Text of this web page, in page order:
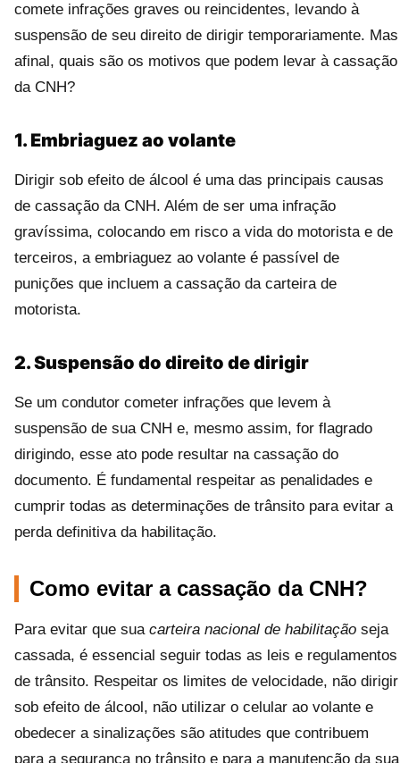
comete infrações graves ou reincidentes, levando à
suspensão de seu direito de dirigir temporariamente. Mas
afinal, quais são os motivos que podem levar à cassação
da CNH?
1. Embriaguez ao volante
Dirigir sob efeito de álcool é uma das principais causas
de cassação da CNH. Além de ser uma infração
gravíssima, colocando em risco a vida do motorista e de
terceiros, a embriaguez ao volante é passível de
punições que incluem a cassação da carteira de
motorista.
2. Suspensão do direito de dirigir
Se um condutor cometer infrações que levem à
suspensão de sua CNH e, mesmo assim, for flagrado
dirigindo, esse ato pode resultar na cassação do
documento. É fundamental respeitar as penalidades e
cumprir todas as determinações de trânsito para evitar a
perda definitiva da habilitação.
Como evitar a cassação da CNH?
Para evitar que sua carteira nacional de habilitação seja
cassada, é essencial seguir todas as leis e regulamentos
de trânsito. Respeitar os limites de velocidade, não dirigir
sob efeito de álcool, não utilizar o celular ao volante e
obedecer a sinalizações são atitudes que contribuem
para a segurança no trânsito e para a manutenção da sua